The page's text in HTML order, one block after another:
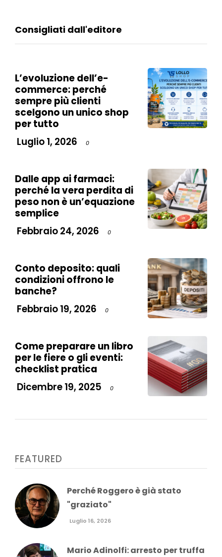
Consigliati dall'editore
L’evoluzione dell’e-
commerce: perché
sempre più clienti
scelgono un unico shop
per tutto
Luglio 1, 2026
0
Dalle app ai farmaci:
perché la vera perdita di
peso non è un’equazione
semplice
Febbraio 24, 2026
0
Conto deposito: quali
condizioni offrono le
banche?
Febbraio 19, 2026
0
Come preparare un libro
per le fiere o gli eventi:
checklist pratica
Dicembre 19, 2025
0
FEATURED
Perché Roggero è già stato
"graziato"
Luglio 16, 2026
Mario Adinolfi: arresto per truffa